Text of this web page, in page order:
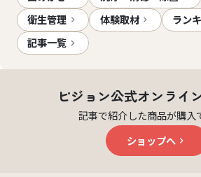
衛生管理
体験取材
ラン
記事一覧
ピジョン公式オンライ
記事で紹介した商品が購入
ショップへ